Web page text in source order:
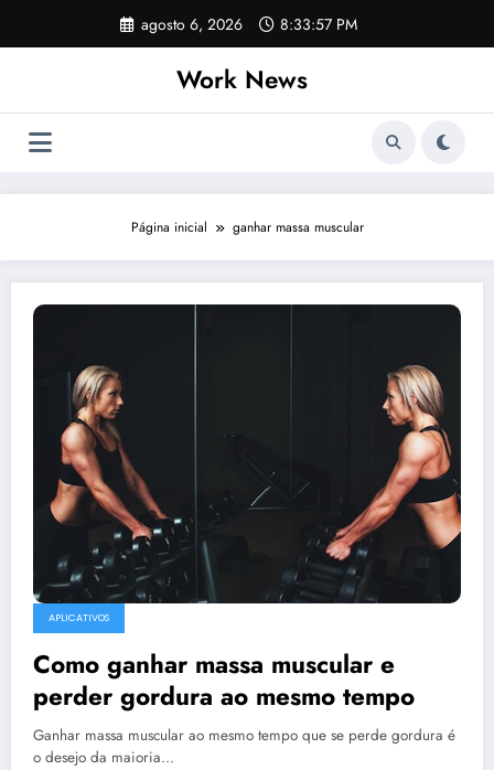
o
agosto 6, 2026 8:33:58 PM
Work News
Página inicial ganhar massa muscular
APLICATIVOS
Como ganhar massa muscular e
perder gordura ao mesmo tempo
Ganhar massa muscular ao mesmo tempo que se perde gordura é
o desejo da maioria…